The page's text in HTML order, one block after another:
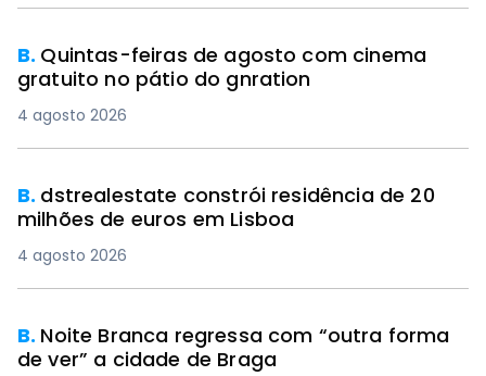
B. Quintas-feiras de agosto com cinema
gratuito no pátio do gnration
4 agosto 2026
B. dstrealestate constrói residência de 20
milhões de euros em Lisboa
4 agosto 2026
B. Noite Branca regressa com “outra forma
de ver” a cidade de Braga